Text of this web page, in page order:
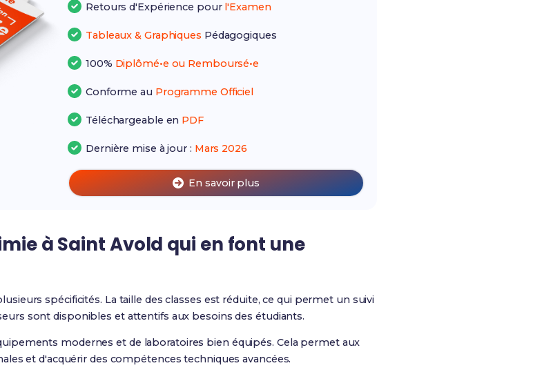
Retours d'Expérience pour l'Examen
Tableaux & Graphiques Pédagogiques
100% Diplômé•e ou Remboursé•e
Conforme au Programme Officiel
Téléchargeable en PDF
Dernière mise à jour : Mars 2026
En savoir plus
à Saint Avold qui en font une
spécificités. La taille des classes est réduite, ce qui permet un suivi
sont disponibles et attentifs aux besoins des étudiants.
modernes et de laboratoires bien équipés. Cela permet aux
et d'acquérir des compétences techniques avancées.